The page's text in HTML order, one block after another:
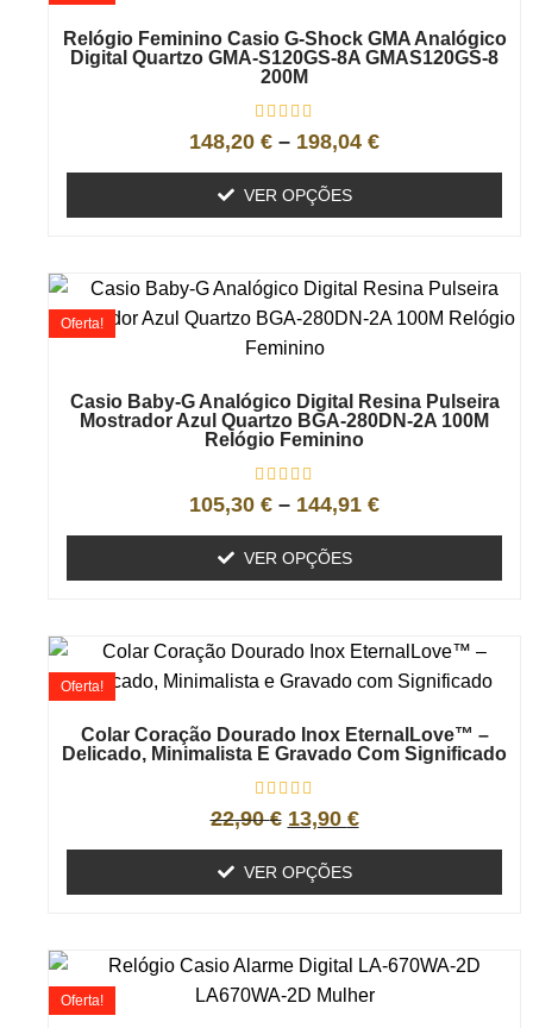
Relógio Feminino Casio G-Shock GMA Analógico
Digital Quartzo GMA-S120GS-8A GMAS120GS-8
200M
148,20 € – 198,04 €
VER OPÇÕES
Casio Baby-G Analógico Digital Resina Pulseira
Mostrador Azul Quartzo BGA-280DN-2A 100M
Relógio Feminino
Oferta!
105,30 € – 144,91 €
VER OPÇÕES
Colar Coração Dourado Inox EternalLove™ –
Delicado, Minimalista E Gravado Com Significado
Oferta!
22,90€ 13,90 €
VER OPÇÕES
Oferta!